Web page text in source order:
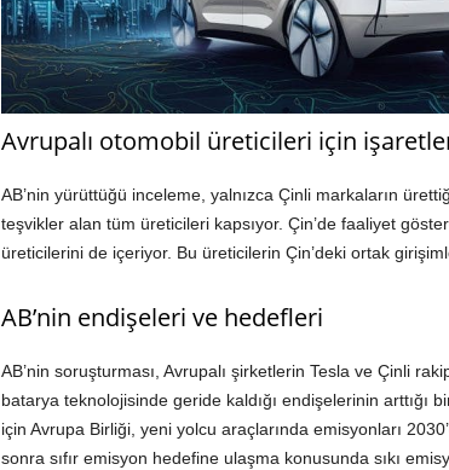
Avrupalı otomobil üreticileri için
AB’nin yürüttüğü inceleme, yalnızca Çinli markaların
teşvikler alan tüm üreticileri kapsıyor. Çin’de faaliyet
üreticilerini de içeriyor. Bu üreticilerin Çin’deki ortak
AB’nin endişeleri ve hedefleri
AB’nin soruşturması, Avrupalı şirketlerin Tesla ve Çinli
batarya teknolojisinde geride kaldığı endişelerinin arttığı
için Avrupa Birliği, yeni yolcu araçlarında emisyonları
sonra sıfır emisyon hedefine ulaşma konusunda sıkı